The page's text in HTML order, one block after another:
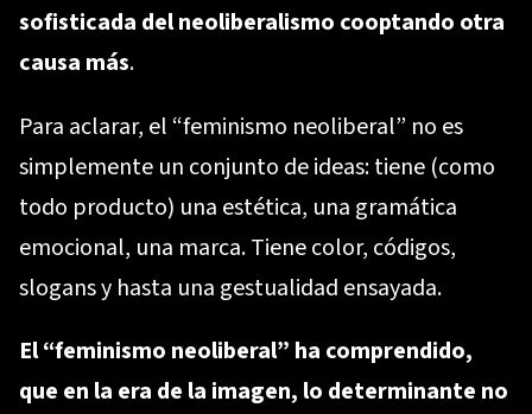
sofisticada del neoliberalismo cooptando otra
causa más.
Para aclarar, el “feminismo neoliberal” no es
simplemente un conjunto de ideas: tiene (como
todo producto) una estética, una gramática
emocional, una marca. Tiene color, códigos,
slogans y hasta una gestualidad ensayada.
El “feminismo neoliberal” ha comprendido,
que en la era de la imagen, lo determinante no